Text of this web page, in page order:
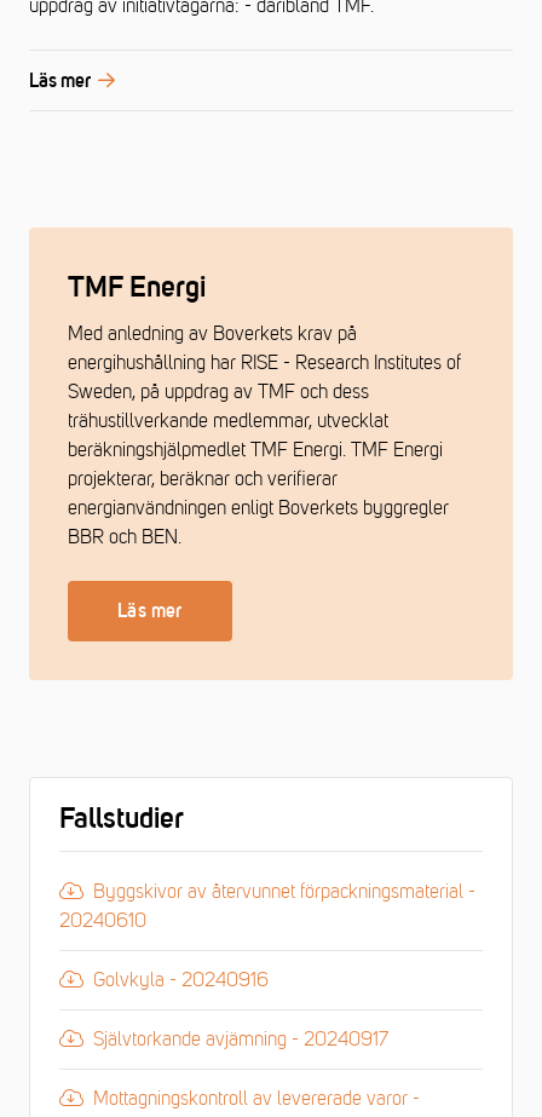
uppdrag av initiativtagarna: - däribland TMF.
Läs mer
TMF Energi
Med anledning av Boverkets krav på
energihushållning har RISE - Research Institutes of
Sweden, på uppdrag av TMF och dess
trähustillverkande medlemmar, utvecklat
beräkningshjälpmedlet TMF Energi. TMF Energi
projekterar, beräknar och verifierar
energianvändningen enligt Boverkets byggregler
BBR och BEN.
Läs mer
Fallstudier
Byggskivor av återvunnet förpackningsmaterial -
20240610
Golvkyla - 20240916
Självtorkande avjämning - 20240917
Mottagningskontroll av levererade varor -